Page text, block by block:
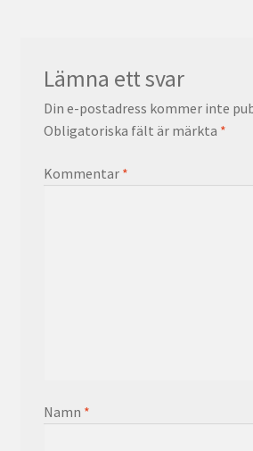
Lämna ett svar
Din e-postadress kommer inte
Obligatoriska fält är märkta *
Kommentar *
Namn *